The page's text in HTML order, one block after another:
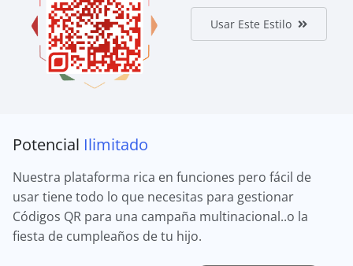
Usar Este Estilo
Potencial Ilimitado
Nuestra plataforma rica en funciones pero fácil de
usar tiene todo lo que necesitas para gestionar
Códigos QR para una campaña multinacional..o la
fiesta de cumpleaños de tu hijo.